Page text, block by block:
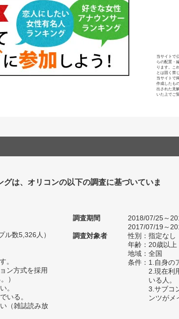
当サイトで
らの配置・
ります。こ
とは固く禁
当サイトで
作成したも
出された見
いた上でご
グは、オリコンの以下の調査に基づいていま
ル数5,326人）
。
ン方式を採用
）
。
いる。
（雑誌読み放
調査期間
2018/07/25～
2017/07/19～
調査対象者
性別：指定なし
年齢：20歳以上
地域：全国
条件：1.自身の
2.現在利
いる人。
3.サブコ
ンツがメ